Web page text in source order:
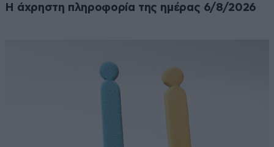
Η άχρηστη πληροφορία της ημέρας 6/8/2026